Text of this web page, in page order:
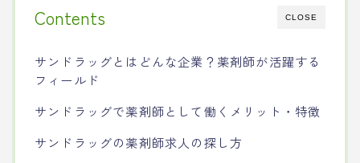
CLOSE
Contents
サンドラッグとはどんな企業？薬剤師が活躍する
フィールド
サンドラッグで薬剤師として働くメリット・特徴
サンドラッグの薬剤師求人の探し方